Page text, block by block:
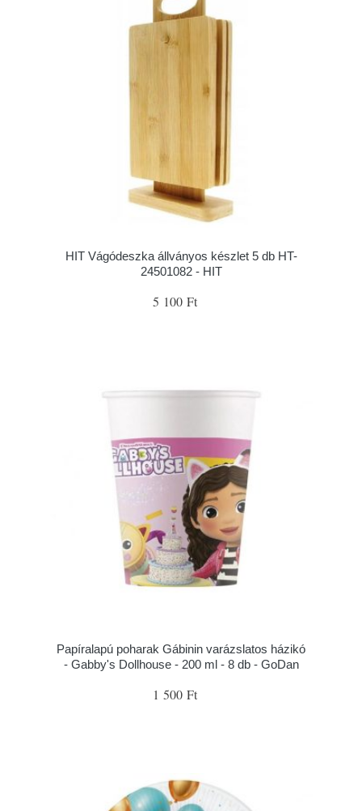
HIT Vágódeszka állványos készlet 5 db HT-
24501082 - HIT
5 100 Ft
Papíralapú poharak Gábinin varázslatos házikó
- Gabby's Dollhouse - 200 ml - 8 db - GoDan
1 500 Ft